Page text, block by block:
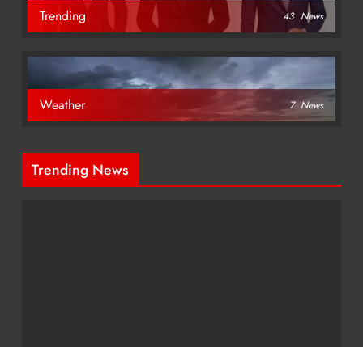
Trending 43 News
Weather 7 News
Trending News